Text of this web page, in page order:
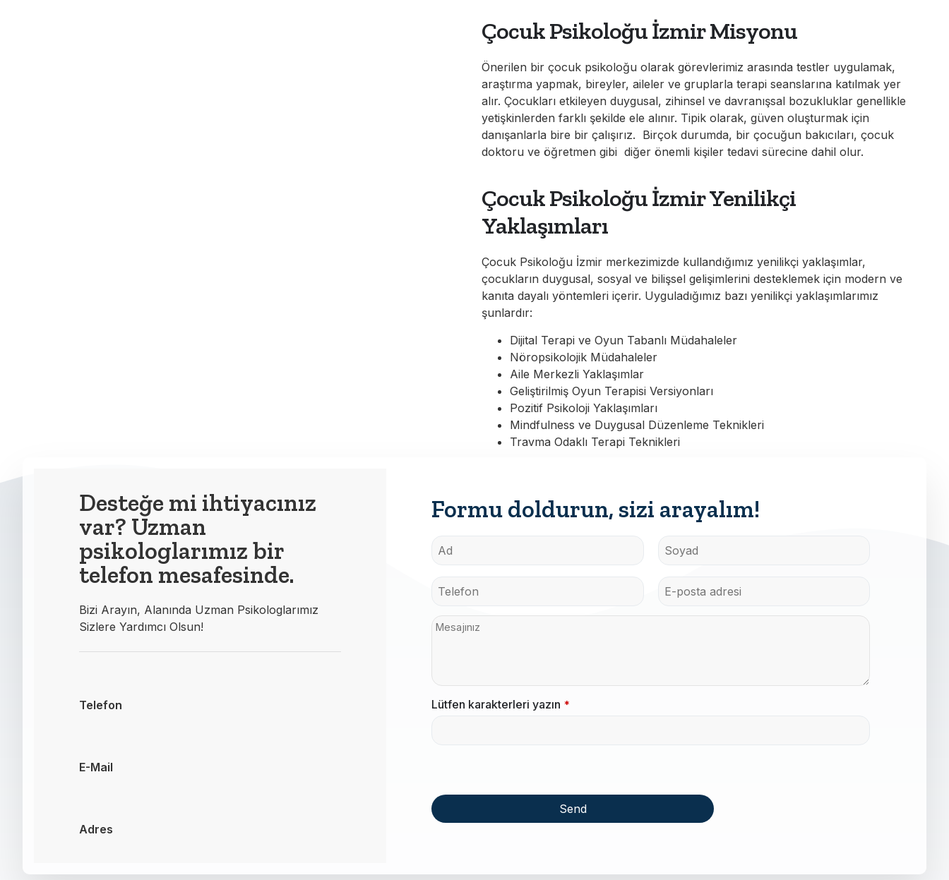
Çocuk Psikoloğu İzmir Misyonu
Önerilen bir çocuk psikoloğu olarak görevlerimiz arasında testler uygulamak,
araştırma yapmak, bireyler, aileler ve gruplarla terapi seanslarına katılmak yer
alır. Çocukları etkileyen duygusal, zihinsel ve davranışsal bozukluklar genellikle
yetişkinlerden farklı şekilde ele alınır. Tipik olarak, güven oluşturmak için
danışanlarla bire bir çalışırız. Birçok durumda, bir çocuğun bakıcıları, çocuk
doktoru ve öğretmen gibi diğer önemli kişiler tedavi sürecine dahil olur.
Çocuk Psikoloğu İzmir Yenilikçi
Yaklaşımları
Çocuk Psikoloğu İzmir merkezimizde kullandığımız yenilikçi yaklaşımlar,
çocukların duygusal, sosyal ve bilişsel gelişimlerini desteklemek için modern ve
kanıta dayalı yöntemleri içerir. Uyguladığımız bazı yenilikçi yaklaşımlarımız
şunlardır:
Dijital Terapi ve Oyun Tabanlı Müdahaleler
Nöropsikolojik Müdahaleler
Aile Merkezli Yaklaşımlar
Geliştirilmiş Oyun Terapisi Versiyonları
Pozitif Psikoloji Yaklaşımları
Mindfulness ve Duygusal Düzenleme Teknikleri
Travma Odaklı Terapi Teknikleri
Desteğe mi ihtiyacınız
var? Uzman
psikologlarımız bir
telefon mesafesinde.
Bizi Arayın, Alanında Uzman Psikologlarımız
Sizlere Yardımcı Olsun!
Telefon
E-Mail
Adres
Formu doldurun, sizi arayalım!
Lütfen karakterleri yazın *
Send
should